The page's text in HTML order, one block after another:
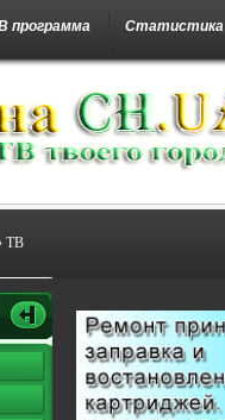
программа Статистика
ТВ